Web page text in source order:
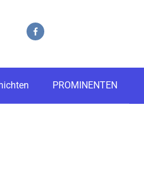
PROMINENTEN